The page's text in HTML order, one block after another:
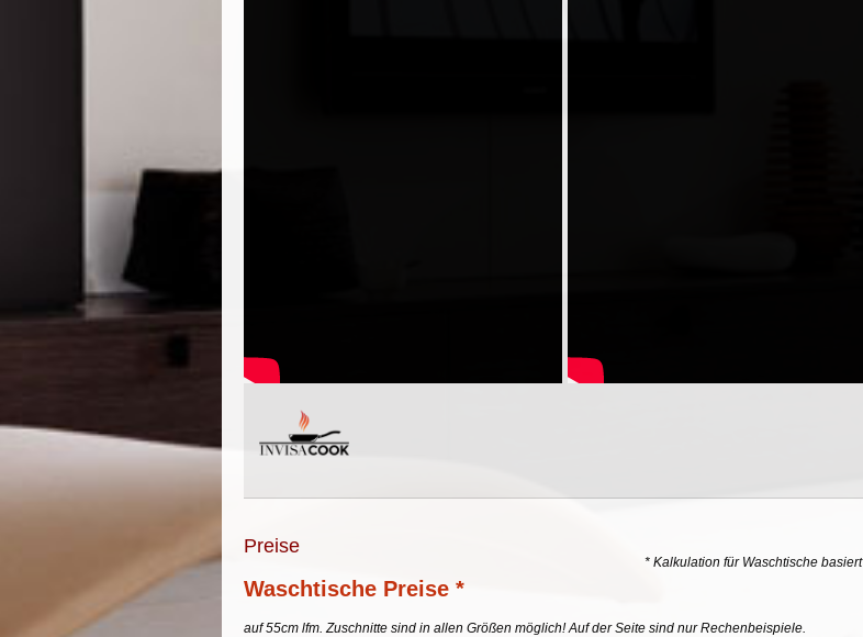
Preise
Waschtische Preise *
* Kalkulation für Waschtische basiert
auf 55cm lfm. Zuschnitte sind in allen Größen möglich! Auf der Seite sind nur Rechenbeispiele.